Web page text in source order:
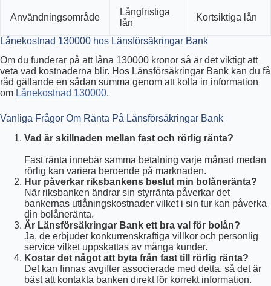
Användningsområde
Långfristiga
lån
Kortsiktiga lån
Lånekostnad 130000 hos Länsförsäkringar Bank
Om du funderar på att låna 130000 kronor så är det viktigt att
veta vad kostnaderna blir. Hos Länsförsäkringar Bank kan du få
råd gällande en sådan summa genom att kolla in information
om Lånekostnad 130000.
Vanliga Frågor Om Ränta På Länsförsäkringar Bank
Vad är skillnaden mellan fast och rörlig ränta?
Fast ränta innebär samma betalning varje månad medan
rörlig kan variera beroende på marknaden.
Hur påverkar riksbankens beslut min bolåneränta?
När riksbanken ändrar sin styrränta påverkar det
bankernas utlåningskostnader vilket i sin tur kan påverka
din bolåneränta.
Är Länsförsäkringar Bank ett bra val för bolån?
Ja, de erbjuder konkurrenskraftiga villkor och personlig
service vilket uppskattas av många kunder.
Kostar det något att byta från fast till rörlig ränta?
Det kan finnas avgifter associerade med detta, så det är
bäst att kontakta banken direkt för korrekt information.